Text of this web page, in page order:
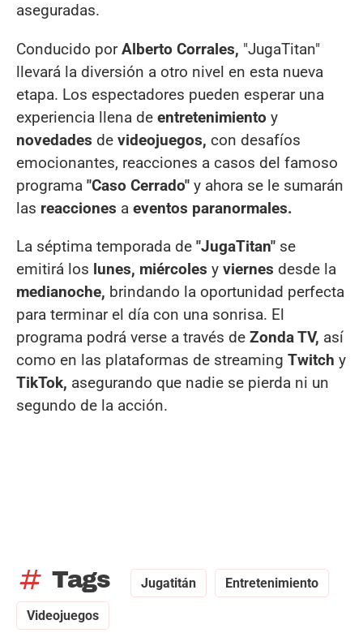
aseguradas.
Conducido porAlberto Corrales, "JugaTitan"
llevará la diversión a otro nivel en esta nueva
etapa. Los espectadores pueden esperar una
experiencia llena de entretenimiento y
novedades de videojuegos, con desafíos
emocionantes, reacciones a casos del famoso
programa "Caso Cerrado" y ahora se le sumarán
las reacciones a eventos paranormales.
La séptima temporada de "JugaTitan" se
emitirá los lunes, miércoles y viernes desde la
medianoche, brindando la oportunidad perfecta
para terminar el día con una sonrisa. El
programa podrá verse a través de Zonda TV, así
como en las plataformas de streaming Twitch y
TikTok, asegurando que nadie se pierda ni un
segundo de la acción.
tag Tags Jugatitán Entretenimiento
Videojuegos